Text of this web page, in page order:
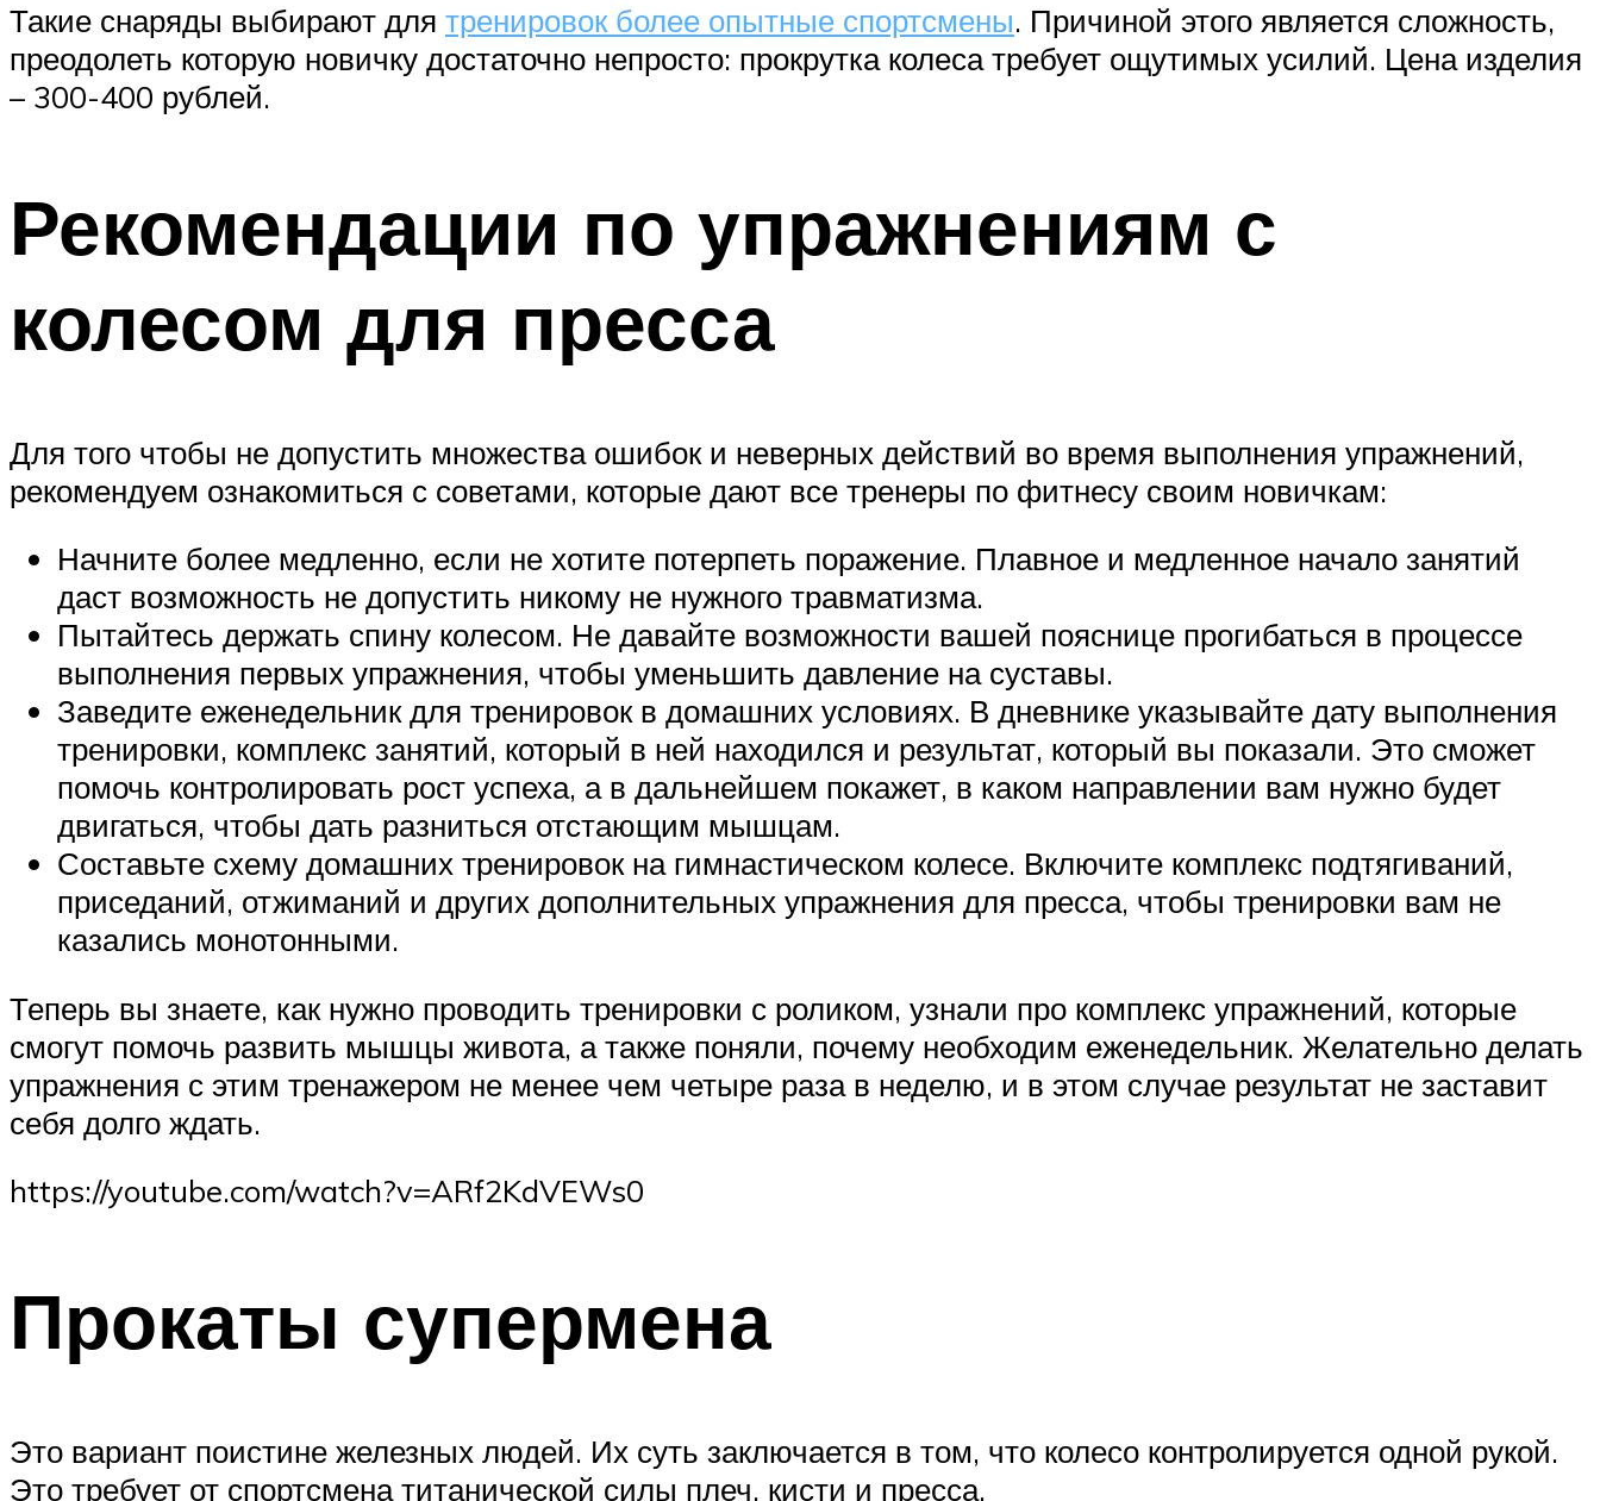
Такие снаряды выбирают для тренировок более опытные спортсмены. Причиной этого является сложность,
преодолеть которую новичку достаточно непросто: прокрутка колеса требует ощутимых усилий. Цена изделия
– 300-400 рублей.
Рекомендации по упражнениям с
колесом для пресса
Для того чтобы не допустить множества ошибок и неверных действий во время выполнения упражнений,
рекомендуем ознакомиться с советами, которые дают все тренеры по фитнесу своим новичкам:
Начните более медленно, если не хотите потерпеть поражение. Плавное и медленное начало занятий
даст возможность не допустить никому не нужного травматизма.
Пытайтесь держать спину колесом. Не давайте возможности вашей пояснице прогибаться в процессе
выполнения первых упражнения, чтобы уменьшить давление на суставы.
Заведите еженедельник для тренировок в домашних условиях. В дневнике указывайте дату выполнения
тренировки, комплекс занятий, который в ней находился и результат, который вы показали. Это сможет
помочь контролировать рост успеха, а в дальнейшем покажет, в каком направлении вам нужно будет
двигаться, чтобы дать разниться отстающим мышцам.
Составьте схему домашних тренировок на гимнастическом колесе. Включите комплекс подтягиваний,
приседаний, отжиманий и других дополнительных упражнения для пресса, чтобы тренировки вам не
казались монотонными.
Теперь вы знаете, как нужно проводить тренировки с роликом, узнали про комплекс упражнений, которые
смогут помочь развить мышцы живота, а также поняли, почему необходим еженедельник. Желательно делать
упражнения с этим тренажером не менее чем четыре раза в неделю, и в этом случае результат не заставит
себя долго ждать.
https://youtube.com/watch?v=ARf2KdVEWs0
Прокаты супермена
Это вариант поистине железных людей. Их суть заключается в том, что колесо контролируется одной рукой.
Это требует от спортсмена титанической силы плеч, кисти и пресса.